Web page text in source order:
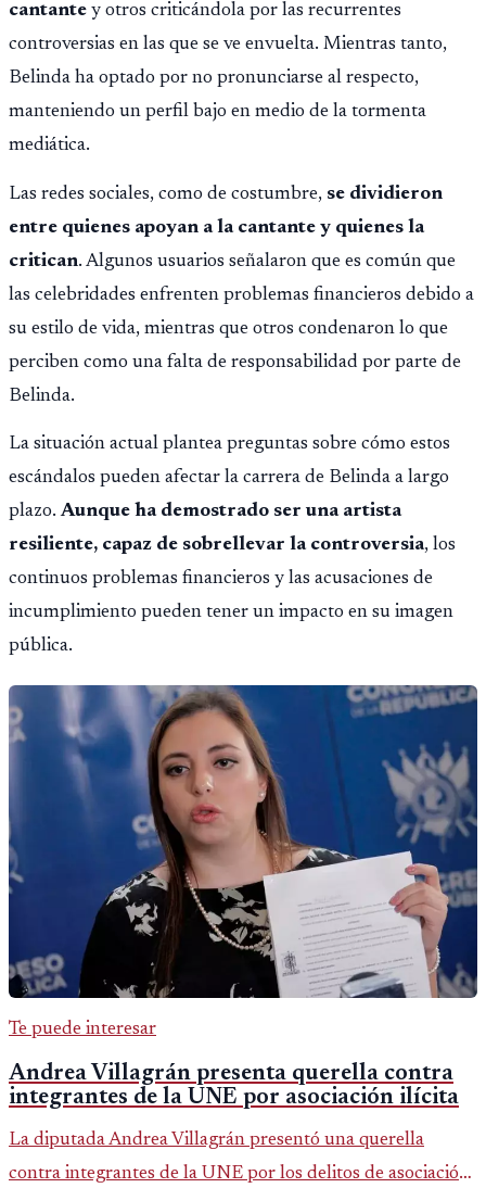
cantante y otros criticándola por las recurrentes
controversias en las que se ve envuelta. Mientras tanto,
Belinda ha optado por no pronunciarse al respecto,
manteniendo un perfil bajo en medio de la tormenta
mediática.
Las redes sociales, como de costumbre, se dividieron
entre quienes apoyan a la cantante y quienes la
critican. Algunos usuarios señalaron que es común que
las celebridades enfrenten problemas financieros debido a
su estilo de vida, mientras que otros condenaron lo que
perciben como una falta de responsabilidad por parte de
Belinda.
La situación actual plantea preguntas sobre cómo estos
escándalos pueden afectar la carrera de Belinda a largo
plazo.Aunque ha demostrado ser una artista
resiliente, capaz de sobrellevar la controversia, los
continuos problemas financieros y las acusaciones de
incumplimiento pueden tener un impacto en su imagen
pública.
Te puede interesar
Andrea Villagrán presenta querella contra
integrantes de la UNE por asociación ilícita
La diputada Andrea Villagrán presentó una querella
contra integrantes de la UNE por los delitos de asociación